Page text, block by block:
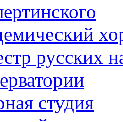
русских
студия